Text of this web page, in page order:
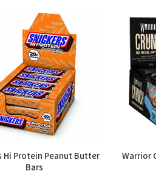
Warrior
Hi Protein Peanut Butter
Bars